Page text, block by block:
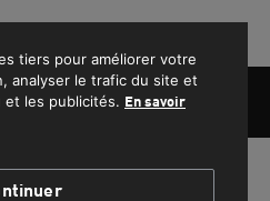
tiers pour améliorer votre
analyser le trafic du site et
et les publicités. En savoir